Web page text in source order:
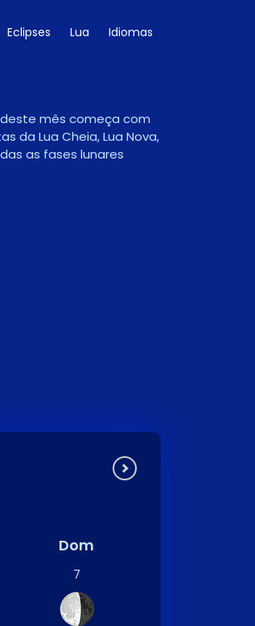
Eclipses Lua Idiomas
deste mês começa com
da Lua Cheia, Lua Nova,
as fases lunares
Dom
7